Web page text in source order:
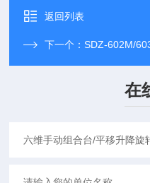
返回列表
下一个：SDZ-602M/603M/
在